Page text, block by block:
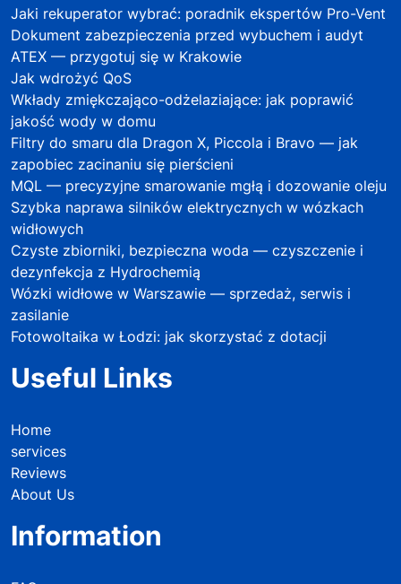
Jaki rekuperator wybrać: poradnik ekspertów Pro-Vent
Dokument zabezpieczenia przed wybuchem i audyt
ATEX — przygotuj się w Krakowie
Jak wdrożyć QoS
Wkłady zmiękczająco-odżelaziające: jak poprawić
jakość wody w domu
Filtry do smaru dla Dragon X, Piccola i Bravo — jak
zapobiec zacinaniu się pierścieni
MQL — precyzyjne smarowanie mgłą i dozowanie oleju
Szybka naprawa silników elektrycznych w wózkach
widłowych
Czyste zbiorniki, bezpieczna woda — czyszczenie i
dezynfekcja z Hydrochemią
Wózki widłowe w Warszawie — sprzedaż, serwis i
zasilanie
Fotowoltaika w Łodzi: jak skorzystać z dotacji
Useful Links
Home
services
Reviews
About Us
Information